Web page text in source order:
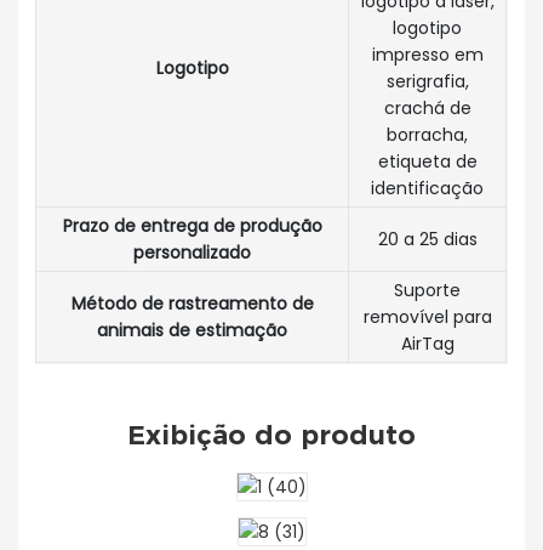
Logotipo
logotipo
impresso em
serigrafia,
crachá de
borracha,
etiqueta de
identificação
Prazo de entrega de produção
personalizado
20 a 25 dias
Método de rastreamento de
animais de estimação
Suporte
removível para
AirTag
Exibição do produto